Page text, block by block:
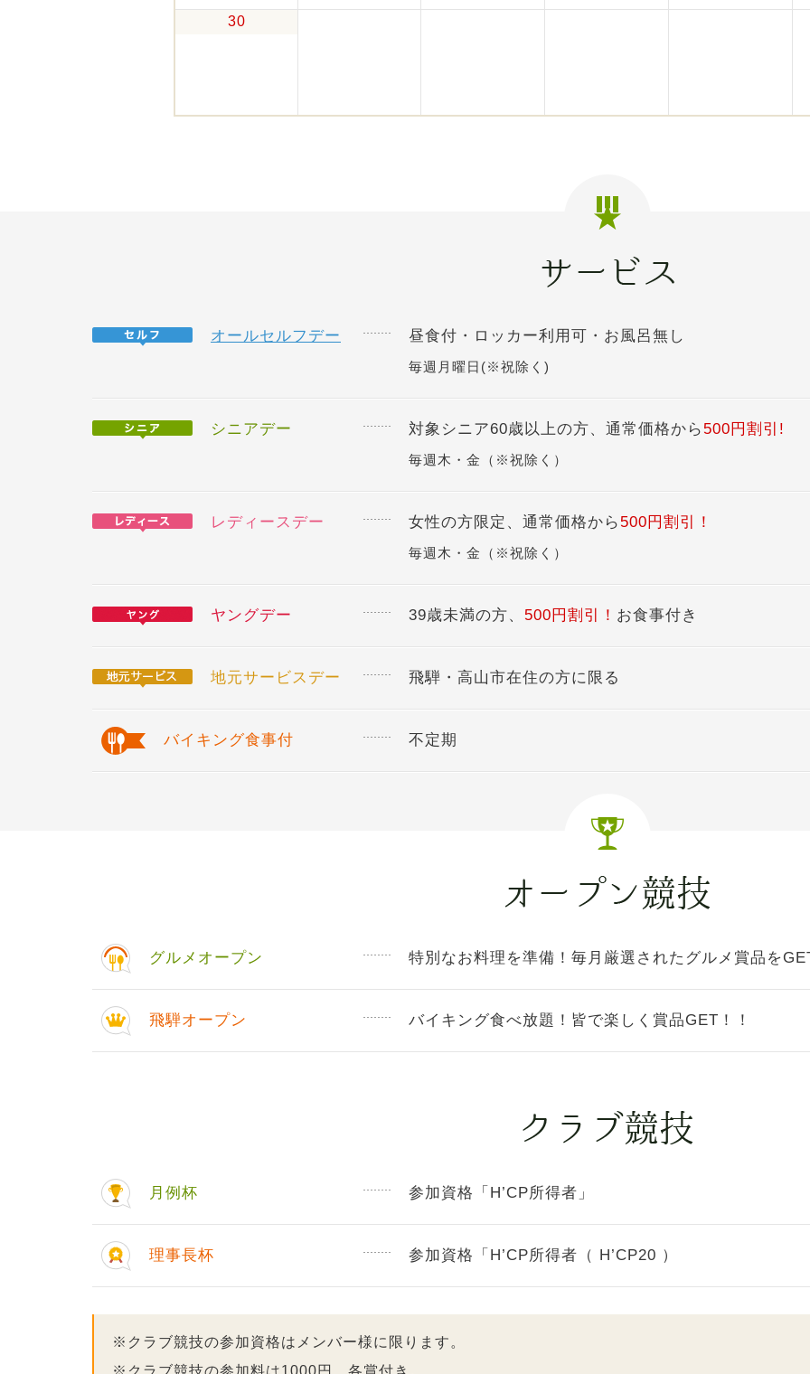
30
オールセルフデー 昼食付・ロッカー利用可・お風呂無し
毎週月曜日(※祝除く)
シニアデー 対象シニア60歳以上の方、通常価格から 500円割引!
毎週木・金（※祝除く）
レディースデー 女性の方限定、通常価格から 500円割引！
毎週木・金（※祝除く）
ヤングデー 39歳未満の方、 500円割引！ お食事付き
地元サービスデー 飛騨・高山市在住の方に限る
バイキング食事付 不定期
グルメオープン 特別なお料理を準備！毎月厳選されたグルメ賞品を
飛騨オープン バイキング食べ放題！皆で楽しく賞品GET！！
月例杯 参加資格「H’CP所得者」
理事長杯 参加資格「H’CP所得者（ H’CP20 ）
※クラブ競技の参加資格はメンバー様に限ります。
※クラブ競技の参加料は1000円 各賞付き。